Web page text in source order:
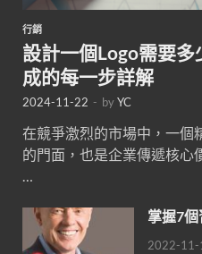
行銷
設計一個Logo需要
成的每一步詳解
2024-11-22 - byYC
在競爭激烈的市場中，一個
的門面，也是企業傳遞核心
…
掌握7個
2022-11-